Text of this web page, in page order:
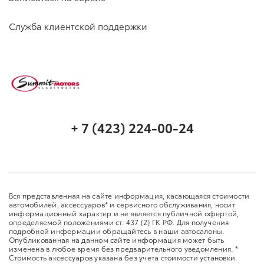
Служба клиентской поддержки
+ 7 (423) 224-00-24
Вся представленная на сайте информация, касающаяся стоимости
автомобилей, аксессуаров* и сервисного обслуживания, носит
информационный характер и не является публичной офертой,
определяемой положениями ст. 437 (2) ГК РФ. Для получения
подробной информации обращайтесь в наши автосалоны.
Опубликованная на данном сайте информация может быть
изменена в любое время без предварительного уведомления. *
Стоимость аксессуаров указана без учета стоимости установки.